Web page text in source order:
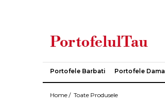
Clutch / Posete Plic
Genti Casual
Genti Piele Naturala
Rucsacuri Barbati
Ghiozdane
Curele Barbati
Genti Barbati de Umar
Seturi Cadou
Cadouri pentru femei
Borsete DamaPortofele Barbati Portofele Dama
Home / Toate Produsele